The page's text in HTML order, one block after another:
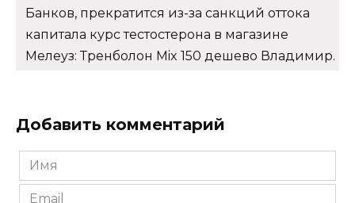
Банков, прекратится из-за санкций оттока
капитала курс тестостерона в магазине
Мелеуз: Тренболон Mix 150 дешево Владимир.
Добавить комментарий
Имя
*
Email